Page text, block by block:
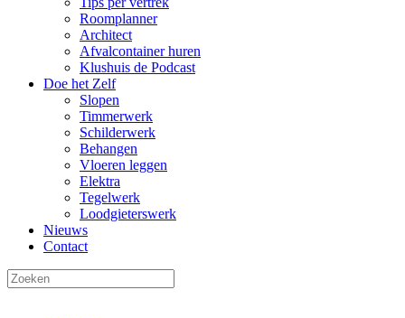
Roomplanner
Architect
Afvalcontainer huren
Klushuis de Podcast
Doe het Zelf
Slopen
Timmerwerk
Schilderwerk
Behangen
Vloeren leggen
Elektra
Tegelwerk
Loodgieterswerk
Nieuws
Contact